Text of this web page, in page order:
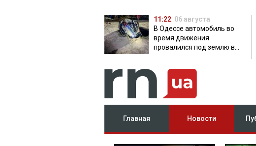
11:22 06 августа
В Одессе автомобиль во
время движения
провалился под землю в
Главная Новости